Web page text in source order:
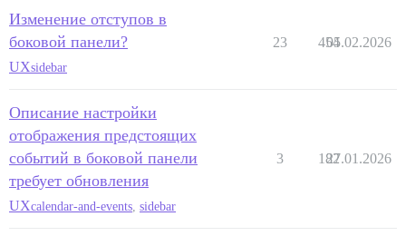
Изменение отступов в
боковой панели?
UXsidebar
23 454
05.02.2026
Описание настройки
отображения предстоящих
событий в боковой панели
требует обновления
UXcalendar-and-events sidebar
3 182
27.01.2026